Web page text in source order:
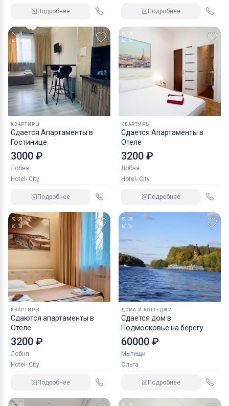
Подробнее Подробнее
КВАРТИРЫ
Сдается Апартаменты в
Гостинице
3000 ₽
Лобня
Hotel- City
Подробнее
КВАРТИРЫ
Сдается Апартаменты в
Отеле
3200 ₽
Лобня
Hotel- City
Подробнее
КВАРТИРЫ
Сдаются апартаменты в
Отеле
3200 ₽
Лобня
Hotel- City
Подробнее
ДОМА И КОТТЕДЖИ
Сдается дом в
Подмосковье на берегу
водохранилища
60000 ₽
Мытищи
Ольга
Подробнее